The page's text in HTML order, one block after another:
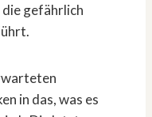
die gefährlich
in das, was es